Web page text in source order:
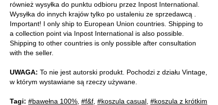
również wysyłka do punktu odbioru przez Inpost International.
Wysyłka do innych krajów tylko po ustaleniu ze sprzedawcą .
Important! I only ship to European Union countries. Shipping to
a collection point via Inpost International is also possible.
Shipping to other countries is only possible after consultation
with the seller.
UWAGA: To nie jest autorski produkt. Pochodzi z działu Vintage,
w którym wystawiane są rzeczy używane.
Tagi: #bawełna 100% #f&f #koszula casual #koszula z krótkim